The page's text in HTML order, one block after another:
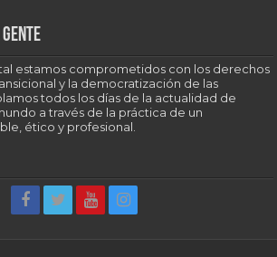
estamos comprometidos con los derechos
y la democratización de las
todos los días de la actualidad de
a través de la práctica de un
ético y profesional.